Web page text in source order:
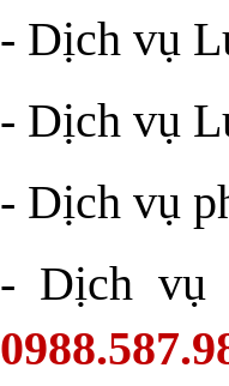
- Dịch vụ
- Dịch vụ
- Dịch vụ
- Dịch vụ